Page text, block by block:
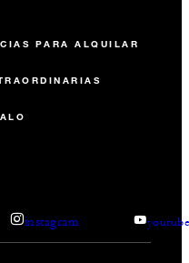
PARA ALQUILAR
instagram